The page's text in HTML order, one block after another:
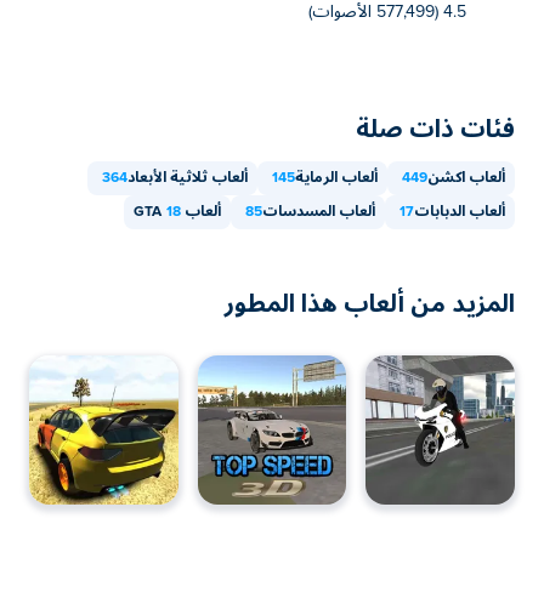
4.5 (577,499 الأصوات)
فئات ذات صلة
ألعاب اكشن449 ألعاب الرماية145 ألعاب ثلاثية الأبعاد364
ألعاب الدبابات17 ألعاب المسدسات85 ألعاب GTA 18
المزيد من ألعاب هذا المطور